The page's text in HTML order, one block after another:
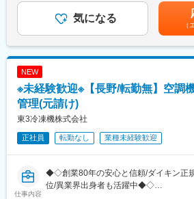
◎志向性に応じたあなただけのエンジ
管理職昇格後も開発業務を継続できる
を追求したい方』の双方が、それぞれ
リア実現をしていくことが可能です。
◎研究開発・最新技術分野に強み◎
程だけでなく技術検証や新技術の実用
既存製品の改修だけでは得られない経
の技術者交流会など実施をしており、
ートを進めていくことが可能です。
◆働く環境
・在宅勤務制度あり（週2回まで活用可
実績あり
◆募集背景
1年後に定年退職を迎える社員が予定さ
制の安定化を目的とした採用を行うこ
れ、段階的な引継ぎ・育成を進めてい
（2024年度）■年収：※残業手当含めず
賃金はあくまでも目安の金額であり、
性があります。月給(月額)は固定手当を
気になる
（
NEW
※未経験歓迎※【長野/転勤無】空調
管理(元請け)
東3冷凍機株式会社
正社員 転勤なし 業種未経験歓迎
仕事内容
◆◇創業80年の安心と信頼/ダイキン正
位/異業界出身者も活躍中◆◇